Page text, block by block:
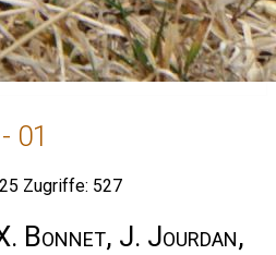
01
Zugriffe: 527
Bonnet, J. Jourdan,